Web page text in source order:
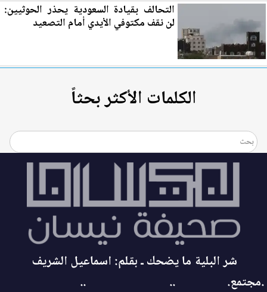
التحالف بقيادة السعودية يحذر الحوثيين:
لن نقف مكتوفي الأيدي أمام التصعيد
الكلمات الأكثر بحثاً
شر البلية ما يضحك ـ بقلم: اسماعيل الشريف
.مجتمع.
..
..